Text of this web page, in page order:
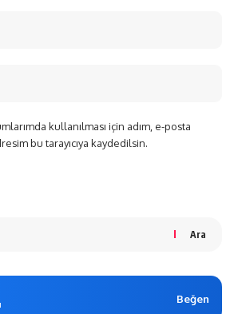
kullanılması için adım, e-posta
bu tarayıcıya kaydedilsin.
Ara
Beğen